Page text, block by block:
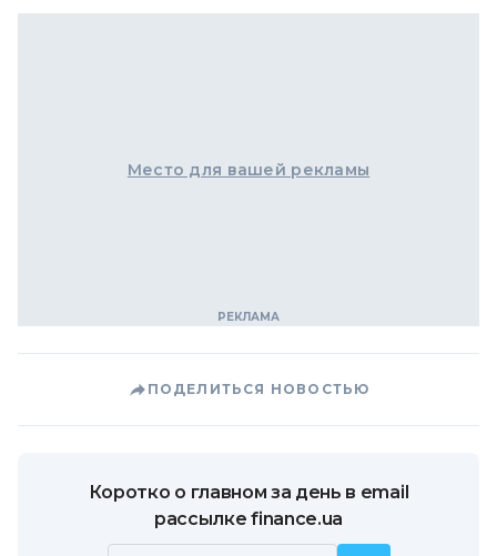
Место для вашей рекламы
ПОДЕЛИТЬСЯ НОВОСТЬЮ
Коротко о главном за день в email
рассылке finance.ua